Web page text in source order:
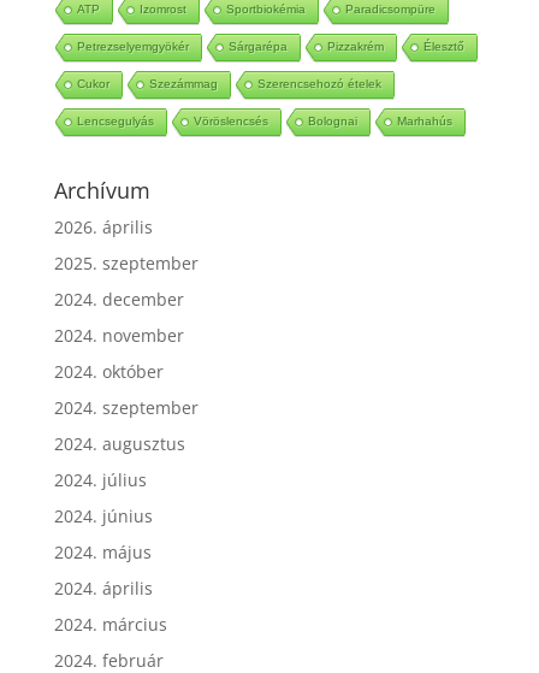
ATP Izomrost Sportbiokémia Paradicsompüre
Petrezselyemgyökér Sárgarépa Pizzakrém Élesztő
Cukor Szezámmag Szerencsehozó ételek
Lencsegulyás Vöröslencsés Bolognai Marhahús
Archívum
2026. április
2025. szeptember
2024. december
2024. november
2024. október
2024. szeptember
2024. augusztus
2024. július
2024. június
2024. május
2024. április
2024. március
2024. február